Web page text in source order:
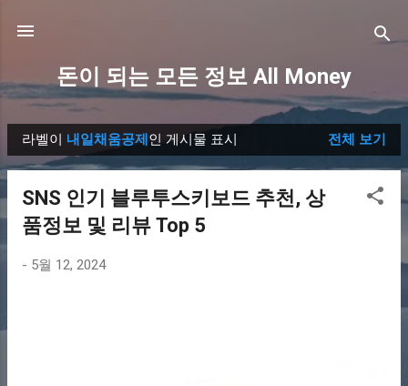
돈이 되는 모든 정보 All Money
글
라벨이 내일채움공제인 게시물 표시 전체 보기
SNS 인기 블루투스키보드 추천, 상
품정보 및 리뷰 Top 5
- 5월 12, 2024